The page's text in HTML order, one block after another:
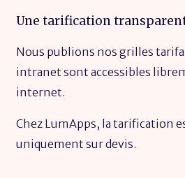
Une tarification
Nous publions nos grilles
intranet sont accessibles
internet.
Chez LumApps, la tarification
uniquement sur devis.